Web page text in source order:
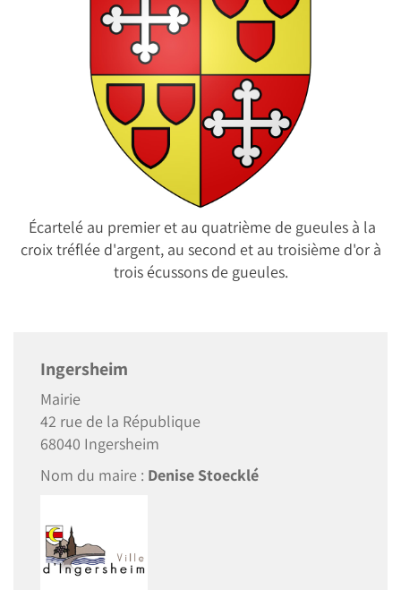
Écartelé au premier et au quatrième de gueules à la
croix tréflée d'argent, au second et au troisième d'or à
trois écussons de gueules.
Ingersheim
Mairie
42 rue de la République
68040 Ingersheim
Nom du maire : Denise Stoecklé